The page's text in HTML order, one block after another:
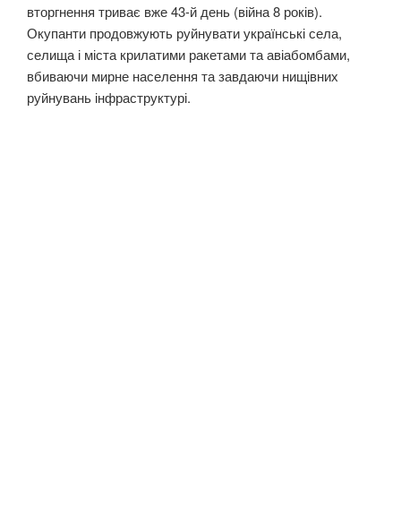
вторгнення триває вже 43-й день (війна 8 років).
Окупанти продовжують руйнувати українські села,
селища і міста крилатими ракетами та авіабомбами,
вбиваючи мирне населення та завдаючи нищівних
руйнувань інфраструктурі.